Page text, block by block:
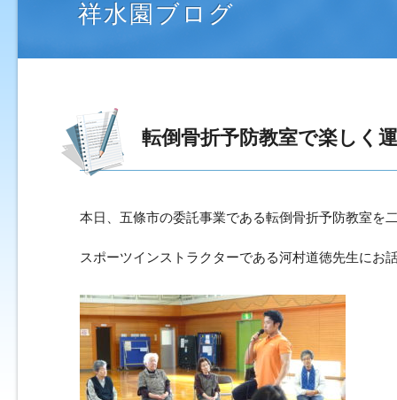
祥水園ブログ
転倒骨折予防教室で楽しく
本日、五條市の委託事業である転倒骨折予防教室を
スポーツインストラクターである河村道徳先生にお